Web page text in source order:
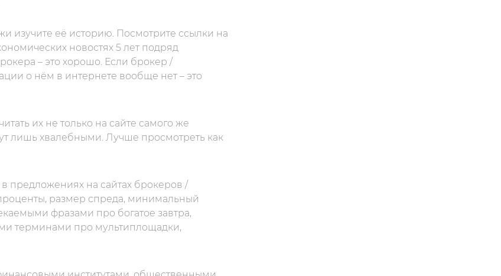
изучите её историю. Посмотрите ссылки на
новостях 5 лет подряд
– это хорошо. Если брокер /
о нём в интернете вообще нет – это
их не только на сайте самого же
лишь хвалебными. Лучше просмотреть как
предложениях на сайтах брокеров /
размер спреда, минимальный
фразами про богатое завтра,
терминами про мультиплощадки,